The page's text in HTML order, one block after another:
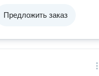
Предложить заказ